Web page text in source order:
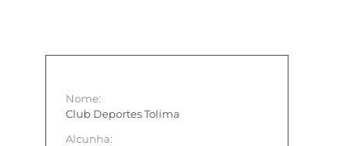
Nome:
Club Deportes Tolima
Alcunha: